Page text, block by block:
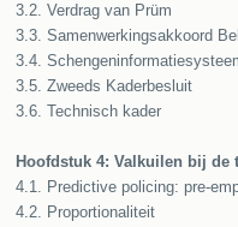
3.2. Verdrag van Prüm
3.3. Samenwerkingsakkoord
3.4.
3.5. Zweeds Kaderbesluit
3.6. Technisch kader
Hoofdstuk 4: Valkuilen bij de
4.1. Predictive policing: pre-
4.2. Proportionaliteit